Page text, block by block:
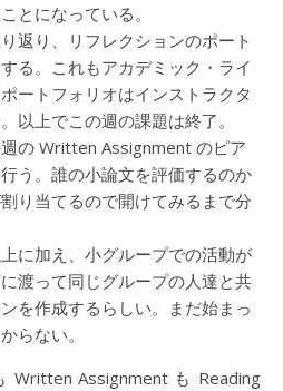
とになっている。
返り、リフレクションのポート
る。これもアカデミック・ライ
ートフォリオはインストラクタ
以上でこの週の課題は終了。
の Written Assignment のピア
う。誰の小論文を評価するのか
り当てるので開けてみるまで分
に加え、小グループでの活動が
渡って同じグループの人達と共
を作成するらしい。まだ始まっ
らない。
Written Assignment も Reading